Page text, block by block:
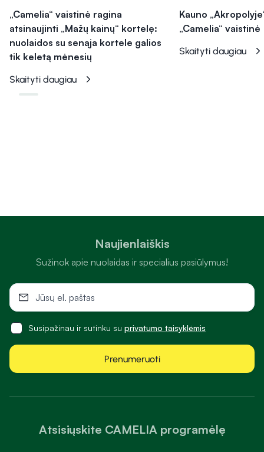
„Camelia“ vaistinė ragina
atsinaujinti „Mažų kainų“ kortelę:
nuolaidos su senąja kortele galios
tik keletą mėnesių
Skaityti daugiau
Kauno
„Camelia“ vaistinė
Skaityti daugiau
Atsisiųskite CAMELIA programėlę
Naujienlaiškis
Sužinok apie nuolaidas ir specialius pasiūlymus!
Susipažinau ir sutinku su privatumo taisyklėmis
Prenumeruoti